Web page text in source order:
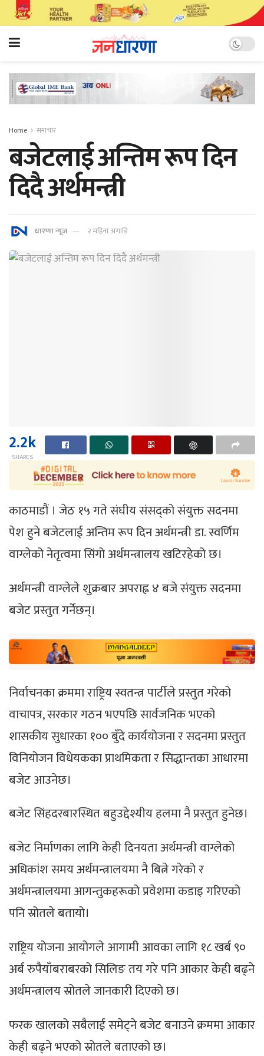
Home समाचार
बजेटलाई अन्तिम रूप दिन
दिदै अर्थमन्त्री
धारणा न्यूज २ महिना अगाडि
2.2k
SHARES
काठमाडौं । जेठ १५ गते संघीय संसद्को संयुक्त सदनमा
पेश हुने बजेटलाई अन्तिम रूप दिन अर्थमन्त्री डा. स्वर्णिम
वाग्लेको नेतृत्वमा सिंगो अर्थमन्त्रालय खटिरहेको छ।
अर्थमन्त्री वाग्लेले शुक्रबार अपराह्न ४ बजे संयुक्त सदनमा
बजेट प्रस्तुत गर्नेछन्।
निर्वाचनका क्रममा राष्ट्रिय स्वतन्त्र पार्टीले प्रस्तुत गरेको
वाचापत्र, सरकार गठन भएपछि सार्वजनिक भएको
शासकीय सुधारका १०० बुँदे कार्ययोजना र सदनमा प्रस्तुत
विनियोजन विधेयकका प्राथमिकता र सिद्धान्तका आधारमा
बजेट आउनेछ।
बजेट सिंहदरबारस्थित बहुउद्देश्यीय हलमा नै प्रस्तुत हुनेछ।
बजेट निर्माणका लागि केही दिनयता अर्थमन्त्री वाग्लेको
अधिकांश समय अर्थमन्त्रालयमा नै बित्ने गरेको र
अर्थमन्त्रालयमा आगन्तुकहरूको प्रवेशमा कडाइ गरिएको
पनि स्रोतले बतायो।
राष्ट्रिय योजना आयोगले आगामी आवका लागि १८ खर्ब ९०
अर्ब रुपैयाँबराबरको सिलिङ तय गरे पनि आकार केही बढ्ने
अर्थमन्त्रालय स्रोतले जानकारी दिएको छ।
फरक खालको सबैलाई समेट्ने बजेट बनाउने क्रममा आकार
केही बढ्ने भएको स्रोतले बताएको छ।